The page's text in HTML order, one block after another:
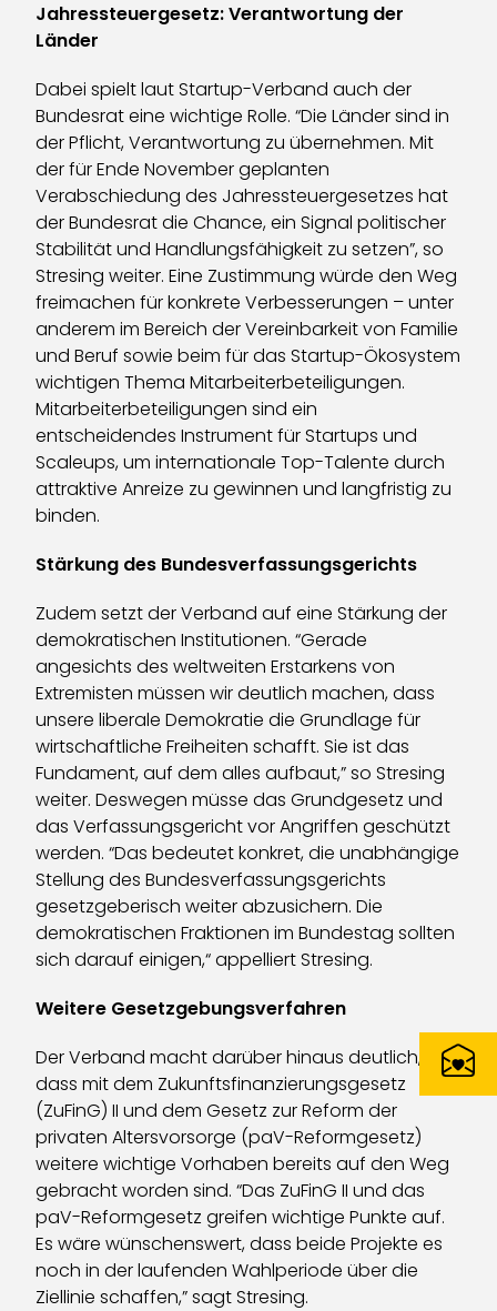
Jahressteuergesetz: Verantwortung der
Länder
Dabei spielt laut Startup-Verband auch der
Bundesrat eine wichtige Rolle. “Die Länder sind in
der Pflicht, Verantwortung zu übernehmen. Mit
der für Ende November geplanten
Verabschiedung des Jahressteuergesetzes hat
der Bundesrat die Chance, ein Signal politischer
Stabilität und Handlungsfähigkeit zu setzen”, so
Stresing weiter. Eine Zustimmung würde den Weg
freimachen für konkrete Verbesserungen – unter
anderem im Bereich der Vereinbarkeit von Familie
und Beruf sowie beim für das Startup-Ökosystem
wichtigen Thema Mitarbeiterbeteiligungen.
Mitarbeiterbeteiligungen sind ein
entscheidendes Instrument für Startups und
Scaleups, um internationale Top-Talente durch
attraktive Anreize zu gewinnen und langfristig zu
binden.
Stärkung des Bundesverfassungsgerichts
Zudem setzt der Verband auf eine Stärkung der
demokratischen Institutionen. “Gerade
angesichts des weltweiten Erstarkens von
Extremisten müssen wir deutlich machen, dass
unsere liberale Demokratie die Grundlage für
wirtschaftliche Freiheiten schafft. Sie ist das
Fundament, auf dem alles aufbaut,” so Stresing
weiter. Deswegen müsse das Grundgesetz und
das Verfassungsgericht vor Angriffen geschützt
werden. “Das bedeutet konkret, die unabhängige
Stellung des Bundesverfassungsgerichts
gesetzgeberisch weiter abzusichern. Die
demokratischen Fraktionen im Bundestag sollten
sich darauf einigen,“ appelliert Stresing.
Weitere Gesetzgebungsverfahren
Der Verband macht darüber hinaus deutlich,
dass mit dem Zukunftsfinanzierungsgesetz
(ZuFinG) II und dem Gesetz zur Reform der
privaten Altersvorsorge (paV-Reformgesetz)
weitere wichtige Vorhaben bereits auf den Weg
gebracht worden sind. “Das ZuFinG II und das
paV-Reformgesetz greifen wichtige Punkte auf.
Es wäre wünschenswert, dass beide Projekte es
noch in der laufenden Wahlperiode über die
Ziellinie schaffen,” sagt Stresing.